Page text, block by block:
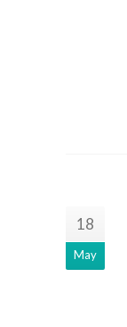
18
May